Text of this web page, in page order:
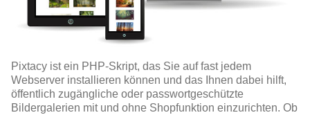
Pixtacy ist ein PHP-Skript, das Sie auf fast jedem
Webserver installieren können und das Ihnen dabei hilft,
öffentlich zugängliche oder passwortgeschützte
Bildergalerien mit und ohne Shopfunktion einzurichten. Ob